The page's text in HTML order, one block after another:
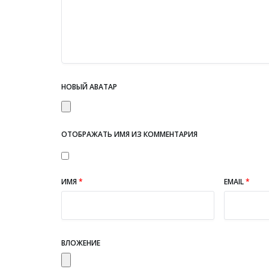
НОВЫЙ АВАТАР
ОТОБРАЖАТЬ ИМЯ ИЗ КОММЕНТАРИЯ
ИМЯ* EMAIL*
ВЛОЖЕНИЕ